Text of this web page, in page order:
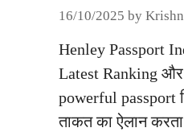
16/10/2025 by
Henley Passport
Latest Ranking
powerful passport
ताकत का ऐलान